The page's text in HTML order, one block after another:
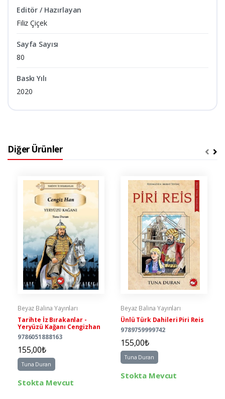
Editör / Hazırlayan
Filiz Çiçek
Sayfa Sayısı
80
Baskı Yılı
2020
Diğer Ürünler
Beyaz Balina Yayınları
Tarihte İz Bırakanlar -
Yeryüzü Kağanı Cengizhan
9786051888163
155,00₺
Tuna Duran
Stokta Mevcut
Beyaz Balina Yayınları
Ünlü Türk Dahileri Piri Reis
9789759999742
155,00₺
Tuna Duran
Stokta Mevcut